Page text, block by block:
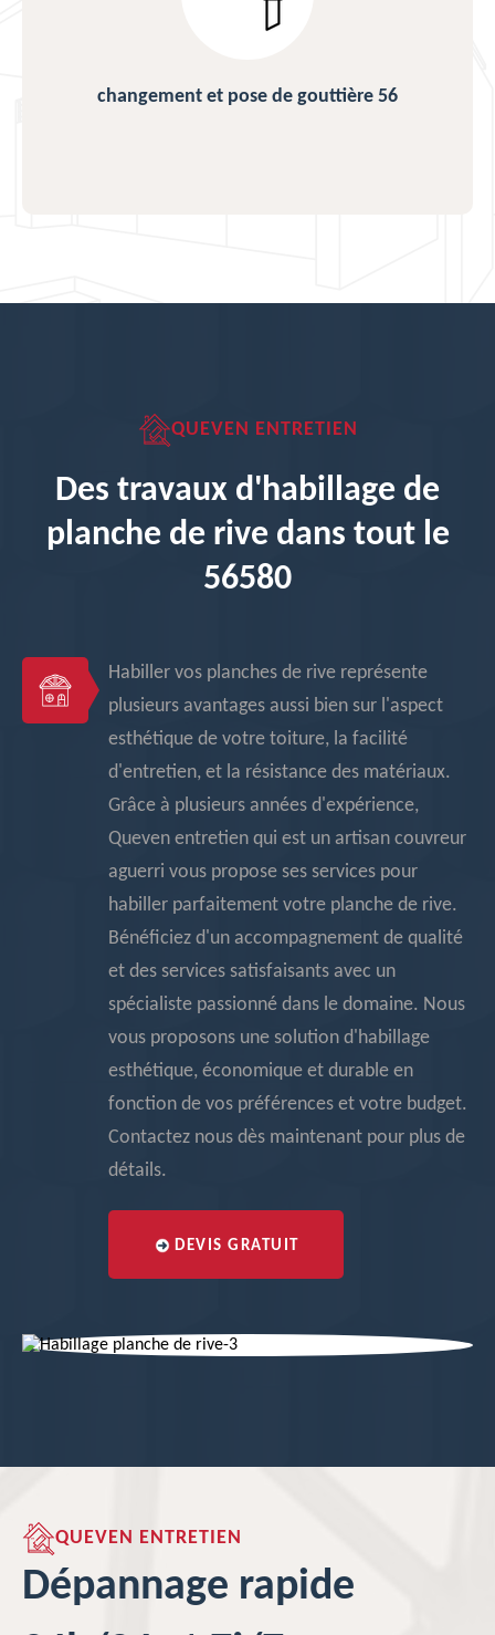
changement et pose de gouttière 56
QUEVEN ENTRETIEN
Des travaux d'habillage de
planche de rive dans tout le
56580
Habiller vos planches de rive représente
plusieurs avantages aussi bien sur l'aspect
esthétique de votre toiture, la facilité
d'entretien, et la résistance des matériaux.
Grâce à plusieurs années d'expérience,
Queven entretien qui est un artisan couvreur
aguerri vous propose ses services pour
habiller parfaitement votre planche de rive.
Bénéficiez d'un accompagnement de qualité
et des services satisfaisants avec un
spécialiste passionné dans le domaine. Nous
vous proposons une solution d'habillage
esthétique, économique et durable en
fonction de vos préférences et votre budget.
Contactez nous dès maintenant pour plus de
détails.
DEVIS GRATUIT
QUEVEN ENTRETIEN
Dépannage rapide